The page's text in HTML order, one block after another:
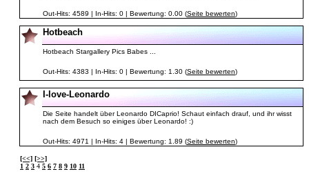
Out-Hits: 4589 | In-Hits: 0 | Bewertung: 0.00 (Seite bewerten)
Hotbeach
Hotbeach Stargallery Pics Babes ...
Out-Hits: 4383 | In-Hits: 0 | Bewertung: 1.30 (Seite bewerten)
I-love-Leonardo
Die Seite handelt über Leonardo DICaprio! Schaut einfach drauf, und ihr wisst
nach dem Besuch so einiges über Leonardo! :)
Out-Hits: 4971 | In-Hits: 4 | Bewertung: 1.89 (Seite bewerten)
[<<] [>>]
1 2 3 4 5 6 7 8 9 10 11